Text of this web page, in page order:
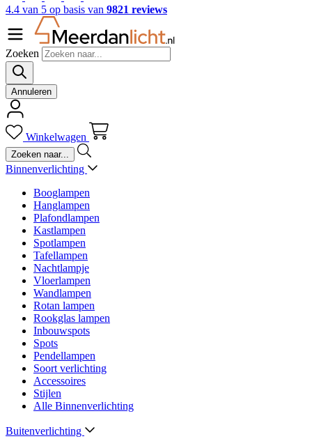
4.4 van 5 op basis van 9821 reviews
Zoeken
Annuleren
Winkelwagen
Binnenverlichting
Booglampen
Hanglampen
Plafondlampen
Kastlampen
Spotlampen
Tafellampen
Nachtlampje
Vloerlampen
Wandlampen
Rotan lampen
Rookglas lampen
Inbouwspots
Spots
Pendellampen
Soort verlichting
Accessoires
Stijlen
Alle Binnenverlichting
Buitenverlichting